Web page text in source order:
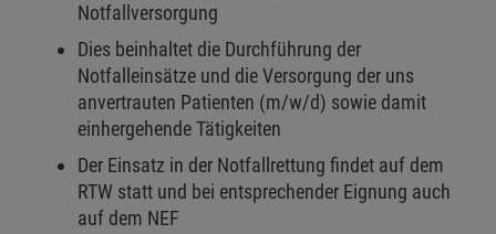
Notfallversorgung
Dies beinhaltet die Durchführung der
Notfalleinsätze und die Versorgung der uns
anvertrauten Patienten (m/w/d) sowie damit
einhergehende Tätigkeiten
Der Einsatz in der Notfallrettung findet auf dem
RTW statt und bei entsprechender Eignung auch
auf dem NEF